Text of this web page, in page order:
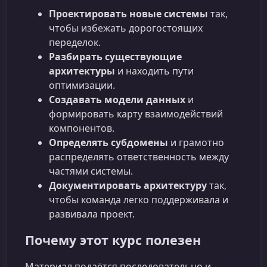
Проектировать новые системы так,
чтобы избежать дорогостоящих
переделок.
Разбирать существующие
архитектуры и находить пути
оптимизации.
Создавать модели данных и
формировать карту взаимодействий
компонентов.
Определять субдомены и грамотно
распределять ответственность между
частями системы.
Документировать архитектурутак,
чтобы команда легко поддерживала и
развивала проект.
Почему этот курс полезен